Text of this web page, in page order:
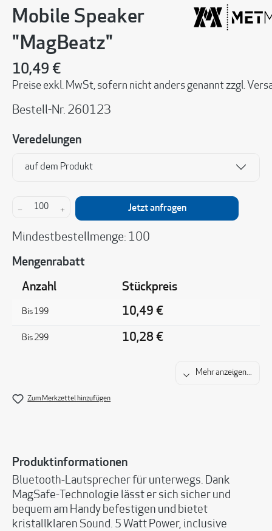
Mobile Speaker
"MagBeatz"
10,49 €
Preise exkl. MwSt, sofern nicht anders genannt zzgl.
Bestell-Nr. 260123
Veredelungen
auf dem Produkt
Produkt Anzahl: Gib den gewünschten Wert
Jetzt anfragen
Mindestbestellmenge: 100
Mengenrabatt
Anzahl Stückpreis
Bis 199 10,49 €
Bis299 10,28 €
Mehr anzeigen...
Zum Merkzettel hinzufügen
Produktinformationen
Bluetooth-Lautsprecher für unterwegs. Dank
MagSafe-Technologie lässt er sich sicher und
bequem am Handy befestigen und bietet
kristallklaren Sound. 5 Watt Power, inclusive